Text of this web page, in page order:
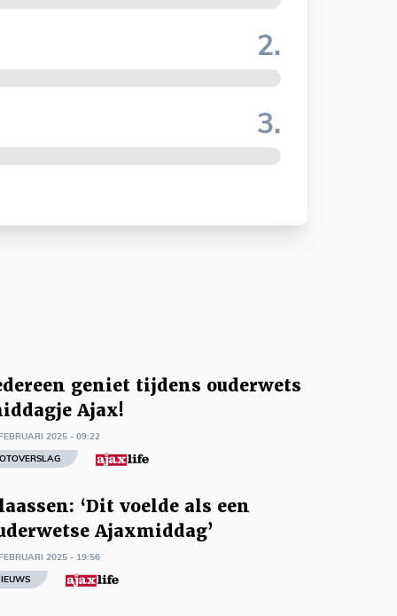
2.
3.
geniet tijdens ouderwets
Ajax!
2025 - 09:22
‘Dit voelde als een
Ajaxmiddag’
2025 - 19:56